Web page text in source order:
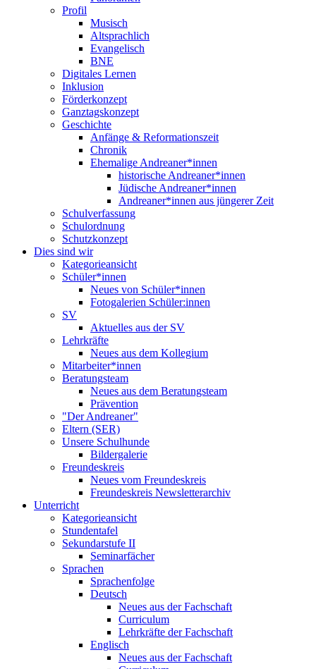
Profil
Musisch
Altsprachlich
Evangelisch
BNE
Digitales Lernen
Inklusion
Förderkonzept
Ganztagskonzept
Geschichte
Anfänge & Reformationszeit
Chronik
Ehemalige Andreaner*innen
historische Andreaner*innen
Jüdische Andreaner*innen
Andreaner*innen aus jüngerer Zeit
Schulverfassung
Schulordnung
Schutzkonzept
Dies sind wir
Kategorieansicht
Schüler*innen
Neues von Schüler*innen
Fotogalerien Schüler:innen
SV
Aktuelles aus der SV
Lehrkräfte
Neues aus dem Kollegium
Mitarbeiter*innen
Beratungsteam
Neues aus dem Beratungsteam
Prävention
"Der Andreaner"
Eltern (SER)
Unsere Schulhunde
Bildergalerie
Freundeskreis
Neues vom Freundeskreis
Freundeskreis Newsletterarchiv
Unterricht
Kategorieansicht
Stundentafel
Sekundarstufe II
Seminarfächer
Sprachen
Sprachenfolge
Deutsch
Neues aus der Fachschaft
Curriculum
Lehrkräfte der Fachschaft
Englisch
Neues aus der Fachschaft